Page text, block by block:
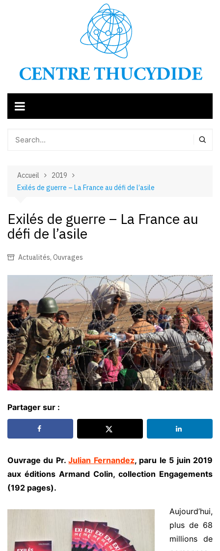
Accueil
2019
Exilés de guerre – La France au défi de l’asile
Exilés de guerre – La France au
défi de l’asile
Actualités, Ouvrages
Partager sur :
Ouvrage du Pr.Julian Fernandez, paru le 5 juin 2019
aux éditions Armand Colin, collection Engagements
(192 pages).
Aujourd’hui,
plus de 68
millions de